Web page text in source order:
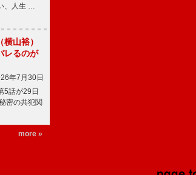
、人生 …
山裕）
レるのが
年7月30日
5話が29日
密の共犯関
more »